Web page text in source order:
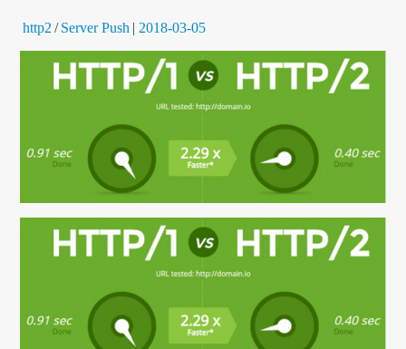
http2 / Server Push | 2018-03-05